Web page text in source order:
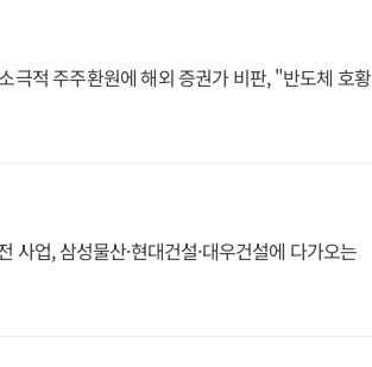
극적 주주환원에 해외 증권가 비판, "반도체 호황
사업, 삼성물산·현대건설·대우건설에 다가오는